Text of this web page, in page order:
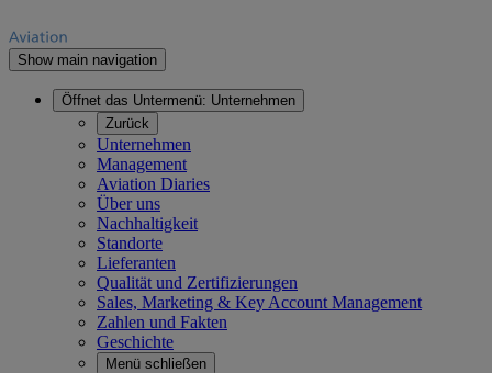
Show main navigation
Öffnet das Untermenü: Unternehmen
Zurück
Unternehmen
Management
Aviation Diaries
Über uns
Nachhaltigkeit
Standorte
Lieferanten
Qualität und Zertifizierungen
Sales, Marketing & Key Account Management
Zahlen und Fakten
Geschichte
Menü schließen